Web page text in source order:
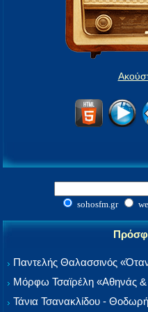
sohosfm.gr
Παντελής Θαλασσινός
Μόρφω Τσαϊρέλη «Αθηνάς &
Τάνια Τσανακλίδου -